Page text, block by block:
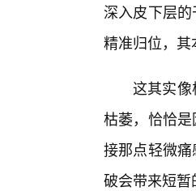
深入皮下层
精准归位，其
这其实
枯萎，恰恰
接那点轻微
破会带来短暂